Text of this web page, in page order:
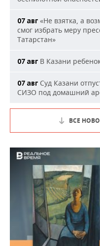
07 авг «Не взятка, а
смог избрать меру
Татарстан»
07 авг В Казани
07 авг Суд Казани
СИЗО под домашний
ВСЕ